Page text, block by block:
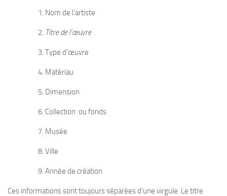
1. Nom de l’artiste
2. Titre de l’œuvre
3. Type d’œuvre
4. Matériau
5. Dimension
6. Collection ou fonds
7. Musée
8. Ville
9. Année de création
Ces informations sont toujours séparées d’une virgule. Le titre